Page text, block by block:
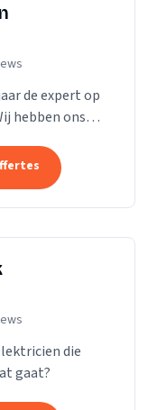
de expert op
hebben ons
om passend
die
gaat?